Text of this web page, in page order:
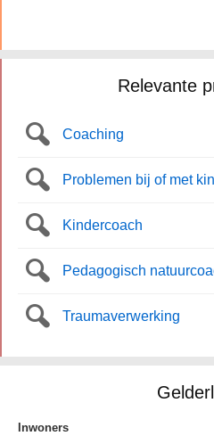
Relevante
Coaching
Problemen bij of met
Kindercoach
Pedagogisch
Traumaverwerking
Inwoners